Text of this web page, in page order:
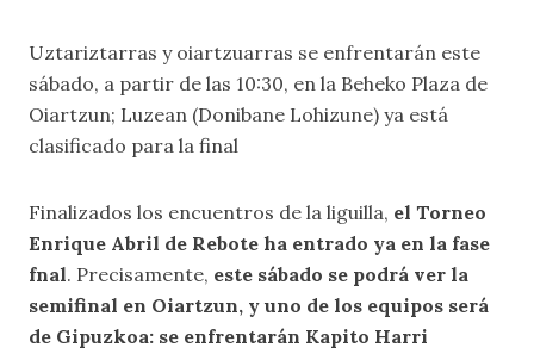
Uztariztarras y oiartzuarras se enfrentarán este
sábado, a partir de las 10:30, en la Beheko Plaza de
Oiartzun; Luzean (Donibane Lohizune) ya está
clasificado para la final
Finalizados los encuentros de la liguilla, el Torneo
Enrique Abril de Rebote ha entrado ya en la fase
fnal. Precisamente, este sábado se podrá ver la
semifinal en Oiartzun, y uno de los equipos será
de Gipuzkoa: se enfrentarán Kapito Harri